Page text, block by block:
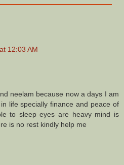
12:03 AM
neelam because now a days I am
life specially finance and peace of
to sleep eyes are heavy mind is
is no rest kindly help me